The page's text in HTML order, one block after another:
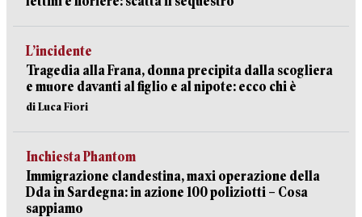
L’incidente
Tragedia alla Frana, donna precipita dalla scogliera
e muore davanti al figlio e al nipote: ecco chi è
di Luca Fiori
Inchiesta Phantom
Immigrazione clandestina, maxi operazione della
Dda in Sardegna: in azione 100 poliziotti – Cosa
sappiamo